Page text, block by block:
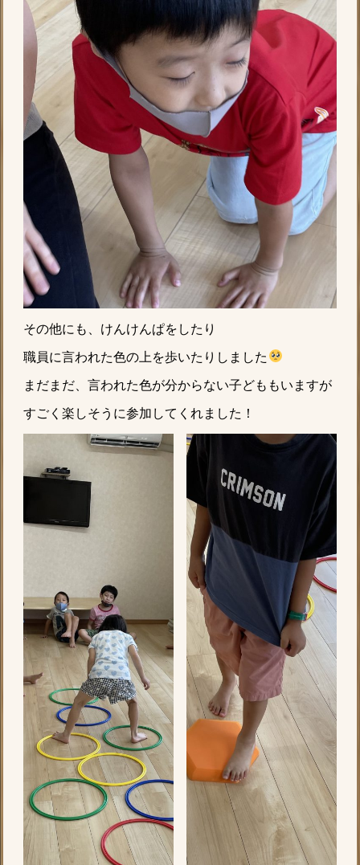
その他にも、けんけんぱをしたり
職員に言われた色の上を歩いたりしました
まだまだ、言われた色が分からない子どももいますが
すごく楽しそうに参加してくれました！